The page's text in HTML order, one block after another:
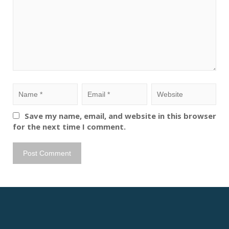
Save my name, email, and website in this browser
for the next time I comment.